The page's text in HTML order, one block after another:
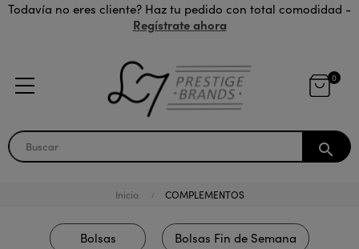
Todavía no eres cliente? Haz tu pedido con total comodidad -
Regístrate ahora
0
search
Inicio COMPLEMENTOS
Bolsas Bolsas Fin de Semana